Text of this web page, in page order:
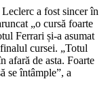
a fost sincer în
„o cursă foarte
Ferrari și-a asumat
cursei. „Totul
afară de asta. Foarte
se întâmple”, a